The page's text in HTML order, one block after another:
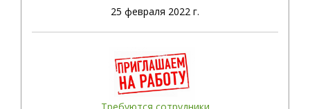
25 февраля 2022 г.